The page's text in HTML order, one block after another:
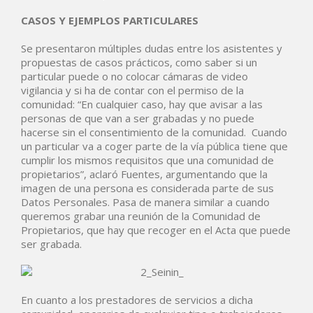
CASOS Y EJEMPLOS PARTICULARES
Se presentaron múltiples dudas entre los asistentes y
propuestas de casos prácticos, como saber si un
particular puede o no colocar cámaras de video
vigilancia y si ha de contar con el permiso de la
comunidad: “En cualquier caso, hay que avisar a las
personas de que van a ser grabadas y no puede
hacerse sin el consentimiento de la comunidad. Cuando
un particular va a coger parte de la vía pública tiene que
cumplir los mismos requisitos que una comunidad de
propietarios”, aclaró Fuentes, argumentando que la
imagen de una persona es considerada parte de sus
Datos Personales. Pasa de manera similar a cuando
queremos grabar una reunión de la Comunidad de
Propietarios, que hay que recoger en el Acta que puede
ser grabada.
En cuanto a los prestadores de servicios a dicha